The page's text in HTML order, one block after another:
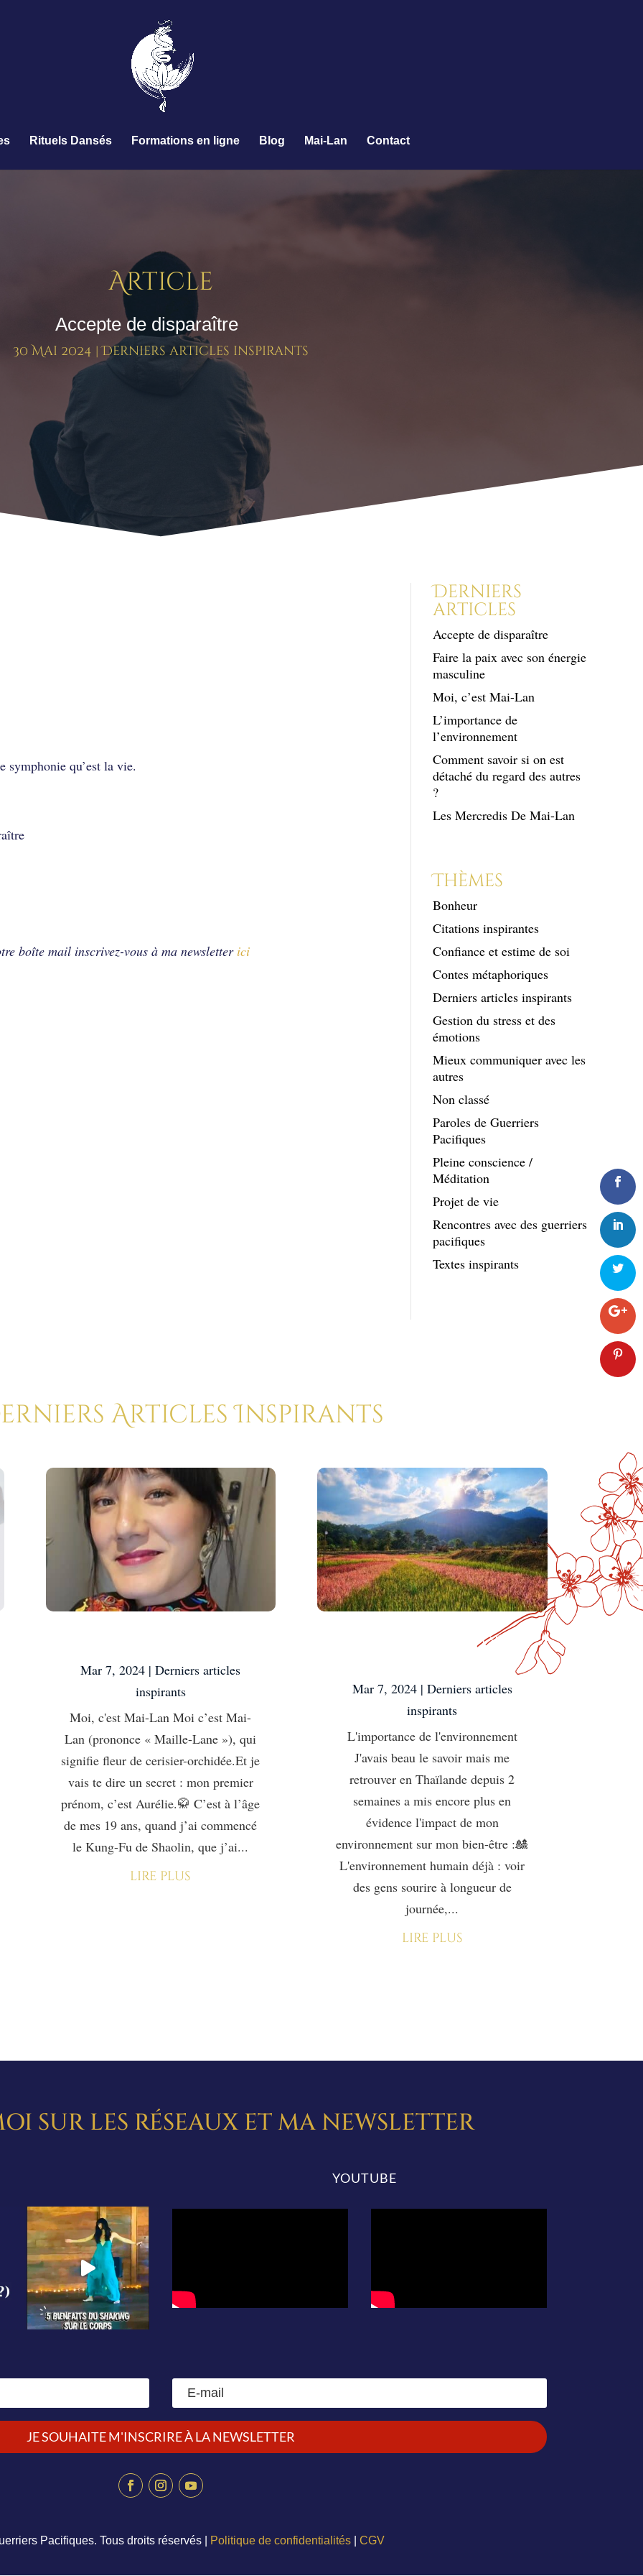
Rituels Dansés Formations en ligne Blog Mai-Lan Contact
Article
Accepte de disparaître
30 Mai 2024 |Derniers articles inspirants
qu’est la vie.
boîte mail inscrivez-vous à ma newsletter ici
Derniers
articles
Accepte de disparaître
Faire la paix avec son énergie
masculine
Moi, c’est Mai-Lan
L’importance de
l’environnement
Comment savoir si on est
détaché du regard des autres
?
Les Mercredis De Mai-Lan
Thèmes
Bonheur
Citations inspirantes
Confiance et estime de soi
Contes métaphoriques
Derniers articles inspirants
Gestion du stress et des
émotions
Mieux communiquer avec les
autres
Non classé
Paroles de Guerriers
Pacifiques
Pleine conscience /
Méditation
Projet de vie
Rencontres avec des guerriers
pacifiques
Textes inspirants
Articles Inspirants
Mar 7, 2024 |Derniers articles
inspirants
Moi, c'est Mai-Lan Moi c’est Mai-
Lan (prononce « Maille-Lane »), qui
signifie fleur de cerisier-orchidée.Et je
vais te dire un secret : mon premier
prénom, c’est Aurélie.🥋 C’est à l’âge
de mes 19 ans, quand j’ai commencé
le Kung-Fu de Shaolin, que j’ai...
lire plus
L’importance de
Mar 7, 2024| Derniers articles
inspirants
L'importance de l'environnement
J'avais beau le savoir mais me
retrouver en Thaïlande depuis 2
semaines a mis encore plus en
évidence l'impact de mon
environnement sur mon bien-être :🎎
L'environnement humain déjà : voir
des gens sourire à longueur de
journée,...
lire plus
SUR LES RÉSEAUX ET MA NEWSLETTER
YOUTUBE
JE SOUHAITE M'INSCRIRE À LA NEWSLETTER
Pacifiques. Tous droits réservés | Politique de confidentialités CGV